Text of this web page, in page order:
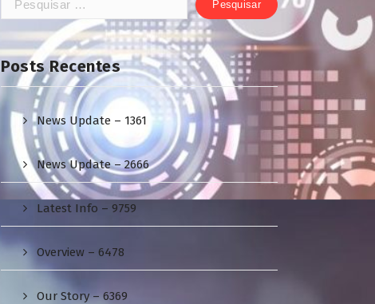
por:
Posts Recentes
News Update – 1361
News Update – 2666
Latest Info – 9759
Overview – 6478
Our Story – 6369